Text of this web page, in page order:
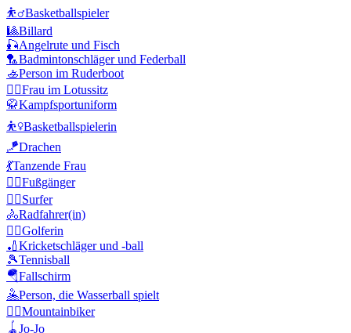
⛹️‍♂️Basketballspieler
🎱Billard
🎣Angelrute und Fisch
🏸Badmintonschläger und Federball
🚣Person im Ruderboot
🧘‍♀️Frau im Lotussitz
🥋Kampfsportuniform
⛹️‍♀️Basketballspielerin
🪁Drachen
💃Tanzende Frau
🚶‍♂️Fußgänger
🏄‍♂️Surfer
🚴Radfahrer(in)
🏌️‍♀️Golferin
🏏Kricketschläger und -ball
🎾Tennisball
🪂Fallschirm
🤽Person, die Wasserball spielt
🚵‍♂️Mountainbiker
🪀Jo-Jo